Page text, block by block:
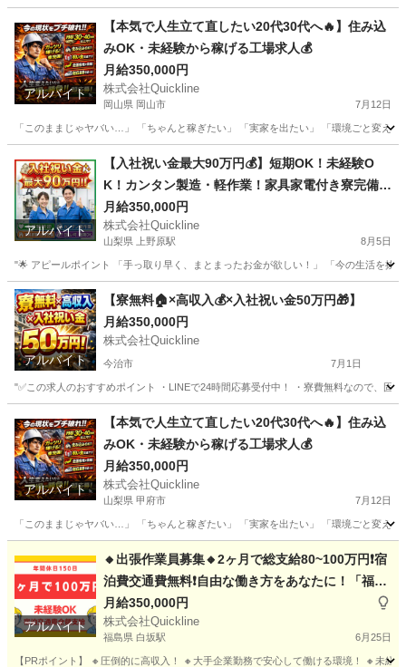
南流山駅 工場 出張先
アルバイト
【本気で人生立て直したい20代30代へ🔥】住み込
みOK・未経験から稼げる工場求人💰
月給350,000円
株式会社Quickline
岡山県 岡山市 7月12日
「このままじゃヤバい…」 「ちゃんと稼ぎたい」 「実家を出たい」 「環境ごと変え
工場 住み込み
アルバイト
【入社祝い金最大90万円💰】短期OK！未経験O
K！カンタン製造・軽作業！家具家電付き寮完備
🏠
月給350,000円
株式会社Quickline
山梨県 上野原駅 8月5日
"🌟 アピールポイント 「手っ取り早く、まとまったお金が欲しい！」 「今の生活を抜
山梨 甲府市 上野原駅 工場 時給
アルバイト
【寮無料🏠×高収入💰×入社祝い金50万円🎁】
月給350,000円
株式会社Quickline
今治市 7月1日
"✅この求人のおすすめポイント ・LINEで24時間応募受付中！ ・寮費無料なので、
工場 無料
アルバイト
【本気で人生立て直したい20代30代へ🔥】住み込
みOK・未経験から稼げる工場求人💰
月給350,000円
株式会社Quickline
山梨県 甲府市 7月12日
「このままじゃヤバい…」 「ちゃんと稼ぎたい」 「実家を出たい」 「環境ごと変え
工場 住み込み
アルバイト
🔸出張作業員募集🔸2ヶ月で総支給80~100万円❗️宿
泊費交通費無料❗️自由な働き方をあなたに！「福
島」
月給350,000円
株式会社Quickline
福島県 白坂駅 6月25日
【PRポイント】 🔸圧倒的に高収入！ 🔸大手企業勤務で安心して働ける環境！ 🔸未